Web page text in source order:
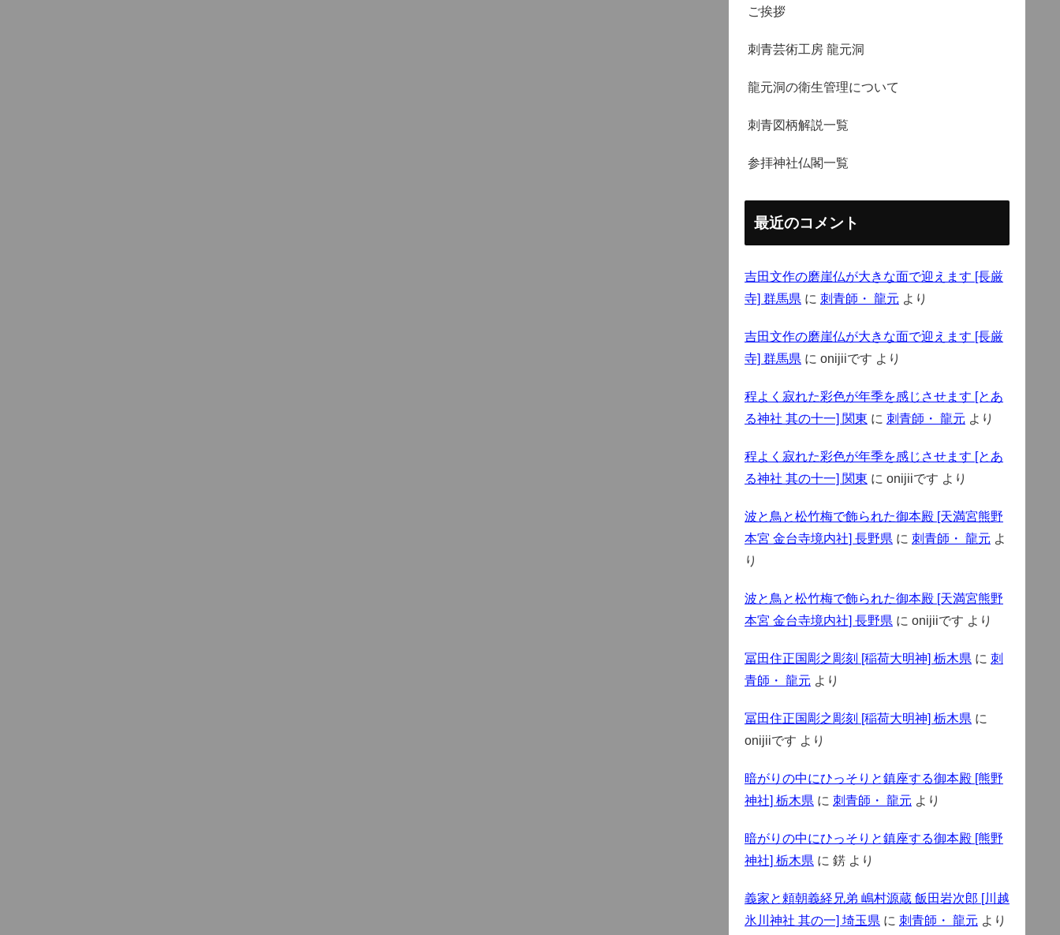
ご挨拶
刺青芸術工房 龍元洞
龍元洞の衛生管理について
刺青図柄解説一覧
参拝神社仏閣一覧
最近のコメント
吉田文作の磨崖仏が大きな面で迎えます [長厳
寺] 群馬県 に 刺青師・ 龍元 より
吉田文作の磨崖仏が大きな面で迎えます [長厳
寺] 群馬県 に onijiiです より
程よく寂れた彩色が年季を感じさせます [とあ
る神社 其の十一] 関東 に 刺青師・ 龍元 より
程よく寂れた彩色が年季を感じさせます [とあ
る神社 其の十一] 関東 に onijiiです より
波と鳥と松竹梅で飾られた御本殿 [天満宮熊野
本宮 金台寺境内社] 長野県 に 刺青師・ 龍元 よ
り
波と鳥と松竹梅で飾られた御本殿 [天満宮熊野
本宮 金台寺境内社] 長野県 に onijiiです より
冨田住正国彫之彫刻 [稲荷大明神] 栃木県 に 刺
青師・ 龍元 より
冨田住正国彫之彫刻 [稲荷大明神] 栃木県 に
onijiiです より
暗がりの中にひっそりと鎮座する御本殿 [熊野
神社] 栃木県 に 刺青師・ 龍元 より
暗がりの中にひっそりと鎮座する御本殿 [熊野
神社] 栃木県 に 錺 より
義家と頼朝義経兄弟 嶋村源蔵 飯田岩次郎 [川越
氷川神社 其の一] 埼玉県 に 刺青師・ 龍元 より